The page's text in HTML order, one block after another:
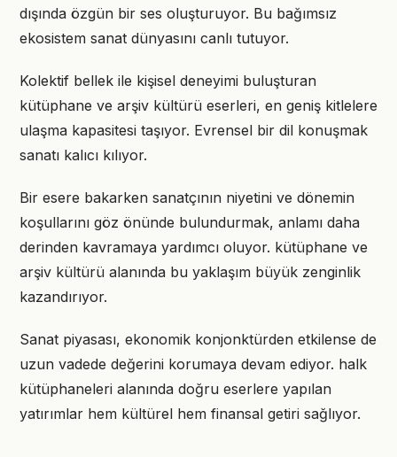
dışında özgün bir ses oluşturuyor. Bu bağımsız
ekosistem sanat dünyasını canlı tutuyor.
Kolektif bellek ile kişisel deneyimi buluşturan
kütüphane ve arşiv kültürü eserleri, en geniş kitlelere
ulaşma kapasitesi taşıyor. Evrensel bir dil konuşmak
sanatı kalıcı kılıyor.
Bir esere bakarken sanatçının niyetini ve dönemin
koşullarını göz önünde bulundurmak, anlamı daha
derinden kavramaya yardımcı oluyor. kütüphane ve
arşiv kültürü alanında bu yaklaşım büyük zenginlik
kazandırıyor.
Sanat piyasası, ekonomik konjonktürden etkilense de
uzun vadede değerini korumaya devam ediyor. halk
kütüphaneleri alanında doğru eserlere yapılan
yatırımlar hem kültürel hem finansal getiri sağlıyor.